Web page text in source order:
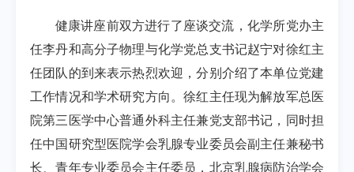
健康讲座前双方进行了座谈交流，化学所党办主
任李丹和高分子物理与化学党总支书记赵宁对徐红主
任团队的到来表示热烈欢迎，分别介绍了本单位党建
工作情况和学术研究方向。徐红主任现为解放军总医
院第三医学中心普通外科主任兼党支部书记，同时担
任中国研究型医院学会乳腺专业委员会副主任兼秘书
长、青年专业委员会主任委员，北京乳腺病防治学会